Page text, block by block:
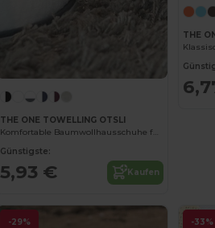
THE ONE TOWELLING OTSLI
Komfortable Baumwollhausschuhe für Zuhause
Günstigste:
5,93 € Kaufen
THE
-29% -33%